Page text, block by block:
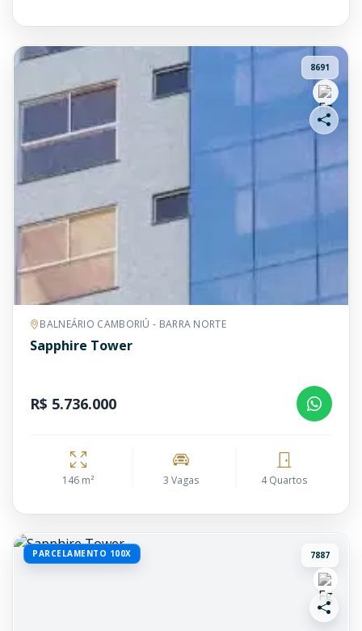
8691
BALNEÁRIO CAMBORIÚ - BARRA NORTE
Sapphire Tower
R$ 5.736.000
146 m² 3 Vagas 4 Quartos
PARCELAMENTO 100X 7887